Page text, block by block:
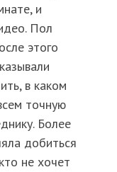
и
Пол
этого
в каком
точную
Более
добиться
не хочет